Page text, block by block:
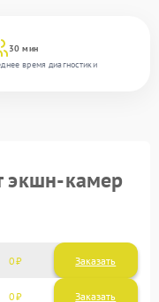
30 мин
время диагностики
экшн-камер
0 Заказать
0 Заказать